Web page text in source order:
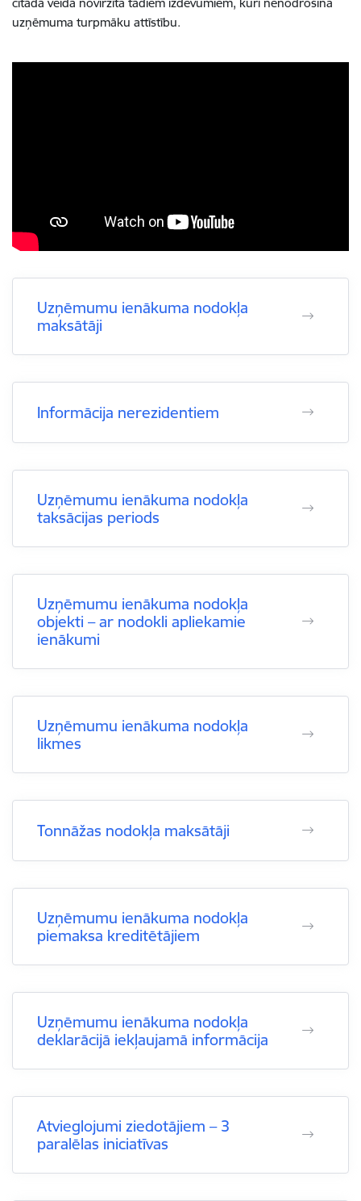
uzņēmuma turpmāku attīstību.
Uzņēmumu ienākuma nodokļa
maksātāji
Informācija nerezidentiem
Uzņēmumu ienākuma nodokļa
taksācijas periods
Uzņēmumu ienākuma nodokļa
objekti – ar nodokli apliekamie
ienākumi
Uzņēmumu ienākuma nodokļa
likmes
Tonnāžas nodokļa maksātāji
Uzņēmumu ienākuma nodokļa
piemaksa kreditētājiem
Uzņēmumu ienākuma nodokļa
deklarācijā iekļaujamā informācija
Atvieglojumi ziedotājiem – 3
paralēlas iniciatīvas